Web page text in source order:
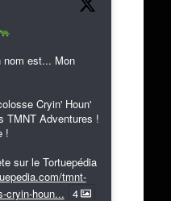
nom est... Mon
Cryin' Houn'
TMNT Adventures !
!
sur le Tortuepédia
tmnt-
cryin-houn... 4